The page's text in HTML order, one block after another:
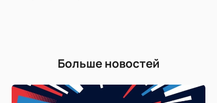
Больше новостей